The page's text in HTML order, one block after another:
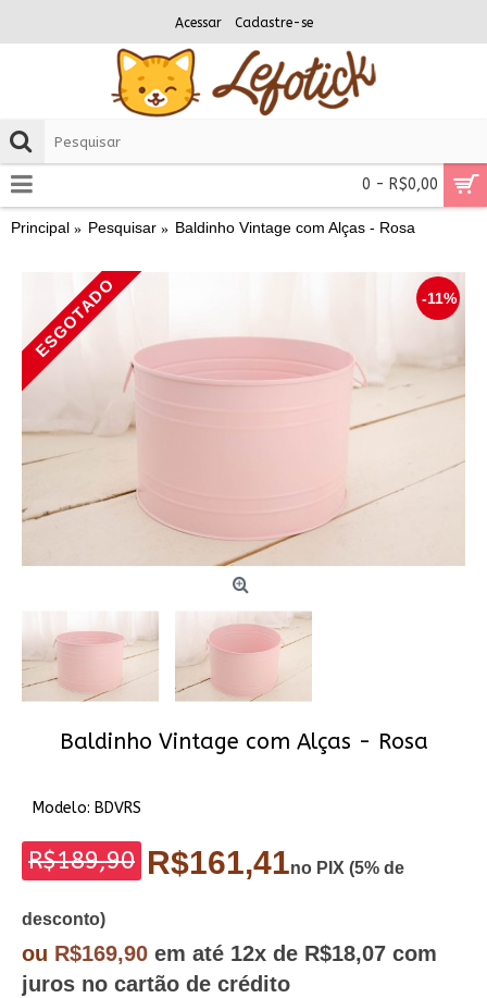
Acessar Cadastre-se
0 - R$0,00
Principal Pesquisar Baldinho Vintage com Alças - Rosa
-11%
ESGOTADO
Baldinho Vintage com Alças - Rosa
Modelo: BDVRS
R$189,90 R$161,41no PIX (5% de
desconto)
ou R$169,90 em até 12x de R$18,07 com
juros no cartão de crédito